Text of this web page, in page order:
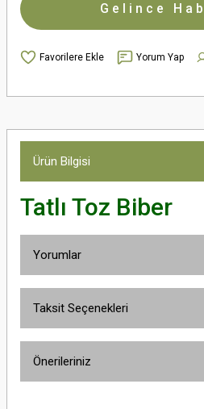
Gelince
Yorum Yap
Ürün Bilgisi
Tatlı Toz Biber
Yorumlar
Taksit Seçenekleri
Önerileriniz